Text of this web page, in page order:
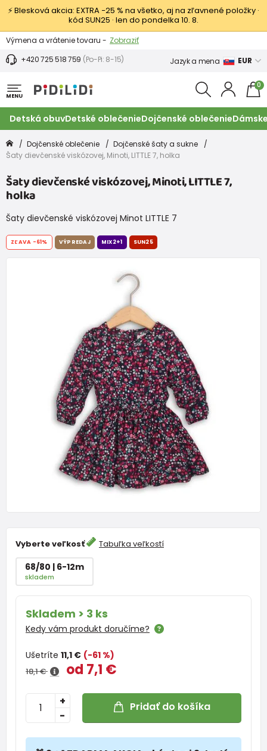
⚡ Blesková akcia: EXTRA −25 % na všetko, aj na zľavnené položky ·
kód SUN25 · len do pondelka 10. 8.
Výmena a vrátenie tovaru - Zobraziť
Zľava 3,80 EUR na prvý nákup - Podmienky
+420 725 518 759 (Po-Pi: 8-15) Jazyk a mena EUR
MENU
0
Detská obuvDetské oblečenieDojčenské oblečenie
Dojčenské oblečenie
Dojčenské šaty a sukne
Šaty dievčenské viskózovej, Minoti, LITTLE 7, holka
Šaty dievčenské viskózovej, Minoti, LITTLE 7,
holka
Šaty dievčenské viskózovej Minot LITTLE 7
Vyberte veľkosť Tabuľka veľkostí
68/80 | 6-12m
skladem
Skladem > 3 ks
Kedy vám produkt doručíme?
Ušetríte 11,1 € (-61 %)
18,1 € od 7,1 €
-
+ Pridať do košíka
ZĽAVA -61% VÝPREDAJ MIX2+1 SUN25